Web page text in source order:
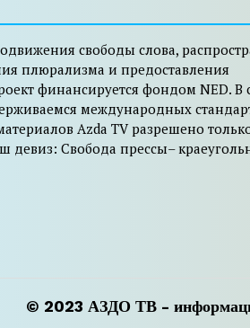
свободы слова,
плюрализма и предоставления
финансируется фондом NED. В
международных
Azda TV разрешено
девиз: Свобода прессы–
© 2023 АЗДО ТВ -